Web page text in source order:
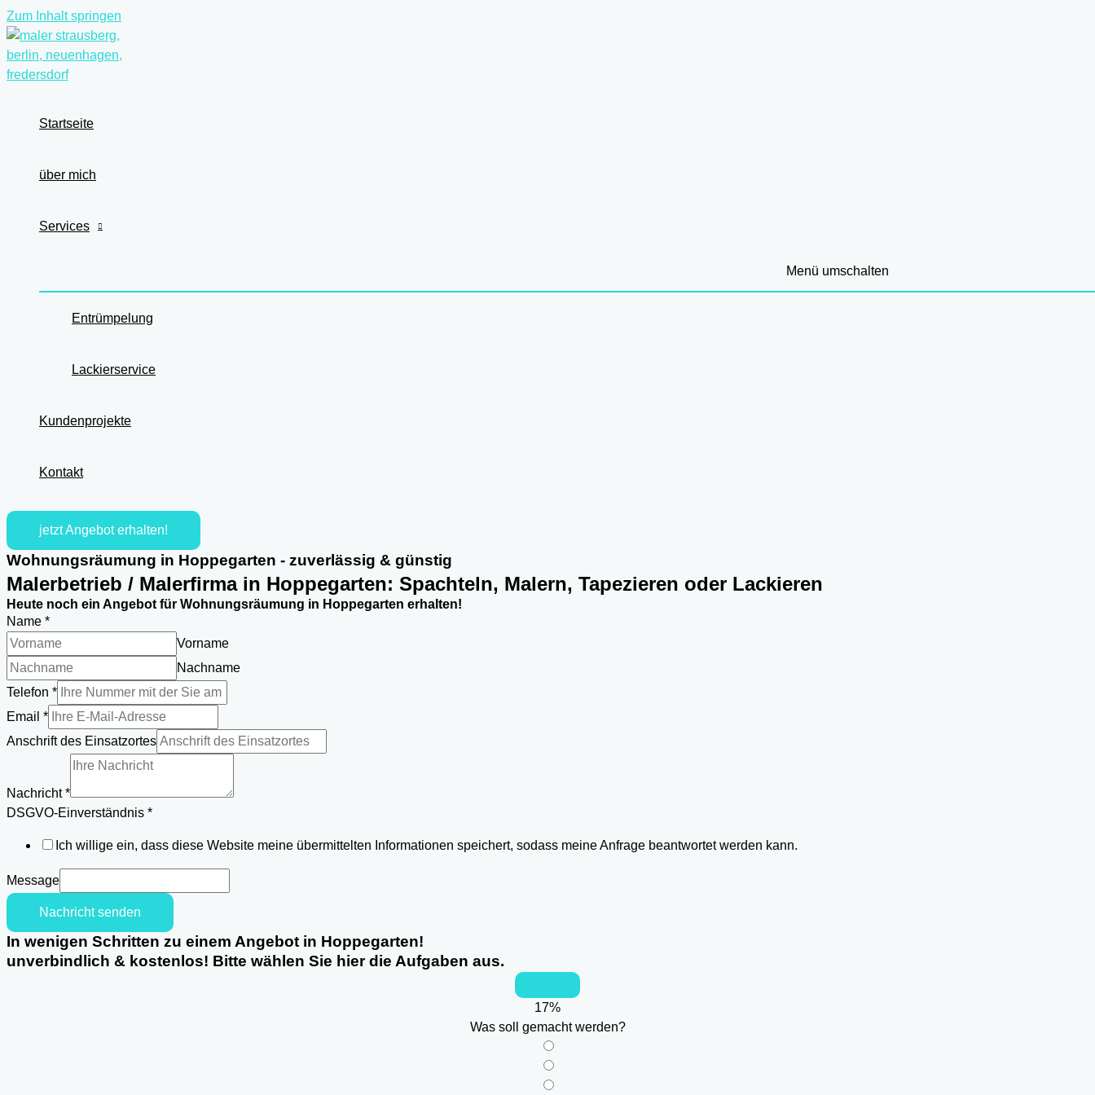
Zum Inhalt springen
Startseite
über mich
Services
Menü umschalten
Entrümpelung
Lackierservice
Kundenprojekte
Kontakt
jetzt Angebot erhalten!
Wohnungsräumung in Hoppegarten - zuverlässig & günstig
Malerbetrieb / Malerfirma in Hoppegarten: Spachteln, Malern, Tapezieren oder Lackieren
Heute noch ein Angebot für Wohnungsräumung in Hoppegarten erhalten!
Name *
Vorname
Nachname
Telefon *
Email *
Telefon
Einverständnis
Anschrift des Einsatzortes
Nachricht*
DSGVO-Einverständnis *
Ich willige ein, dass diese Website meine übermittelten Informationen speichert, sodass meine Anfrage beantwortet werden kann.
Message
Nachricht senden
In wenigen Schritten zu einem Angebot in Hoppegarten!
unverbindlich & kostenlos! Bitte wählen Sie hier die Aufgaben aus.
17%
Was soll gemacht werden?